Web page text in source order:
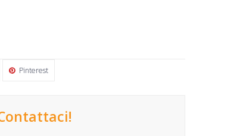
Pinterest